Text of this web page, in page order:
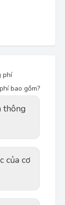
phí
bao gồm?
thông
của cơ